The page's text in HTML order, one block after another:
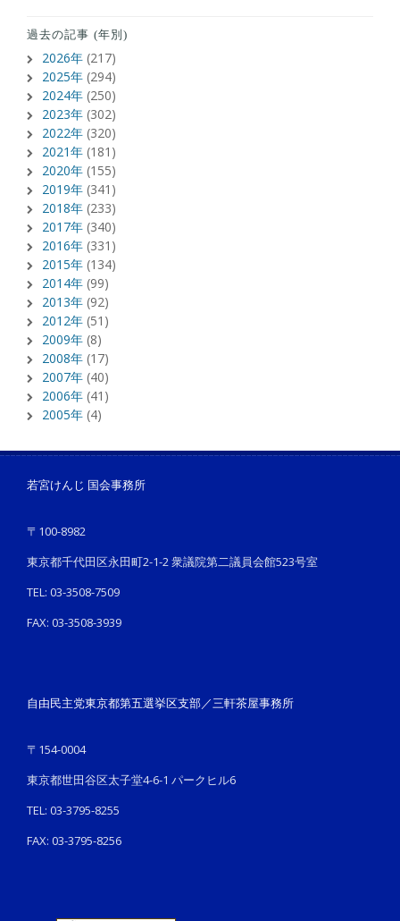
過去の記事 (年別)
2026年 (217)
2025年 (294)
2024年 (250)
2023年 (302)
2022年 (320)
2021年 (181)
2020年 (155)
2019年 (341)
2018年 (233)
2017年 (340)
2016年 (331)
2015年 (134)
2014年 (99)
2013年 (92)
2012年 (51)
2009年 (8)
2008年 (17)
2007年 (40)
2006年 (41)
2005年 (4)
若宮けんじ 国会事務所
〒100-8982
東京都千代田区永田町2-1-2 衆議院第二議員会館523号室
TEL: 03-3508-7509
FAX: 03-3508-3939
自由民主党東京都第五選挙区支部／三軒茶屋事務所
〒154-0004
東京都世田谷区太子堂4-6-1 パークヒル6
TEL: 03-3795-8255
FAX: 03-3795-8256